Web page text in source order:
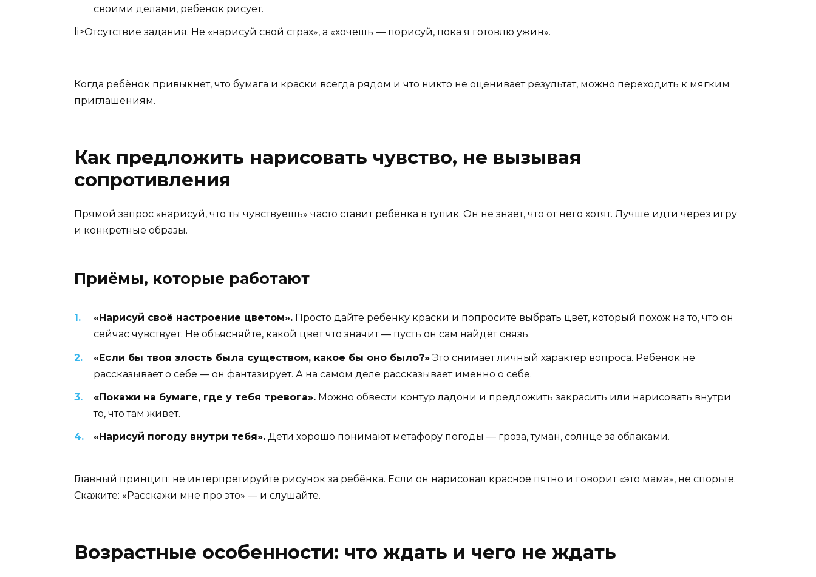
своими делами, ребёнок рисует.
li>Отсутствие задания. Не «нарисуй свой страх», а «хочешь — порисуй, пока я готовлю ужин».
Когда ребёнок привыкнет, что бумага и краски всегда рядом и что никто не оценивает результат, можно переходить к мягким
приглашениям.
Как предложить нарисовать чувство, не вызывая
сопротивления
Прямой запрос «нарисуй, что ты чувствуешь» часто ставит ребёнка в тупик. Он не знает, что от него хотят. Лучше идти через игру
и конкретные образы.
Приёмы, которые работают
«Нарисуй своё настроение цветом». Просто дайте ребёнку краски и попросите выбрать цвет, который похож на то, что он
сейчас чувствует. Не объясняйте, какой цвет что значит — пусть он сам найдёт связь.
«Если бы твоя злость была существом, какое бы оно было?» Это снимает личный характер вопроса. Ребёнок не
рассказывает о себе — он фантазирует. А на самом деле рассказывает именно о себе.
«Покажи на бумаге, где у тебя тревога». Можно обвести контур ладони и предложить закрасить или нарисовать внутри
то, что там живёт.
«Нарисуй погоду внутри тебя». Дети хорошо понимают метафору погоды — гроза, туман, солнце за облаками.
Главный принцип: не интерпретируйте рисунок за ребёнка. Если он нарисовал красное пятно и говорит «это мама», не спорьте.
Скажите: «Расскажи мне про это» — и слушайте.
Возрастные особенности: что ждать и чего не ждать